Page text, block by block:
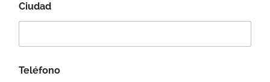
e
n
u
l
*
Ciudad
Teléfono